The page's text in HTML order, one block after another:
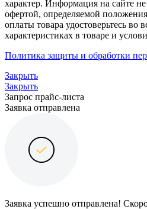
характер. Информация на сайте
офертой, определяемой
оплаты товара удостоверьтесь во
характеристиках в товаре и
Политика защиты и обработки
Закрыть
Закрыть
Запрос прайс-листа
Заявка отправлена
Заявка успешно отправлена!